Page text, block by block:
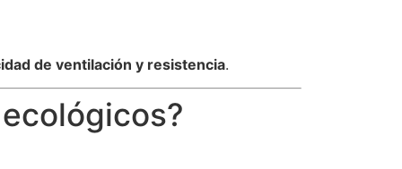
de ventilación y resistencia.